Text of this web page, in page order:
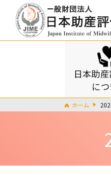
日本助
に
ホーム